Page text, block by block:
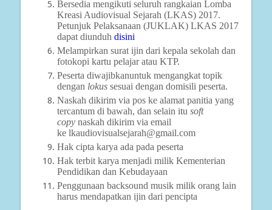
Bersedia mengikuti seluruh rangkaian Lomba
Kreasi Audiovisual Sejarah (LKAS) 2017.
Petunjuk Pelaksanaan (JUKLAK) LKAS 2017
dapat diunduh disini
Melampirkan surat ijin dari kepala sekolah dan
fotokopi kartu pelajar atau KTP.
Peserta diwajibkanuntuk mengangkat topik
dengan lokus sesuai dengan domisili peserta.
Naskah dikirim via pos ke alamat panitia yang
tercantum di bawah, dan selain itu soft
copy naskah dikirim via email
ke lkaudiovisualsejarah@gmail.com
Hak cipta karya ada pada peserta
Hak terbit karya menjadi milik Kementerian
Pendidikan dan Kebudayaan
Penggunaan backsound musik milik orang lain
harus mendapatkan ijin dari pencipta